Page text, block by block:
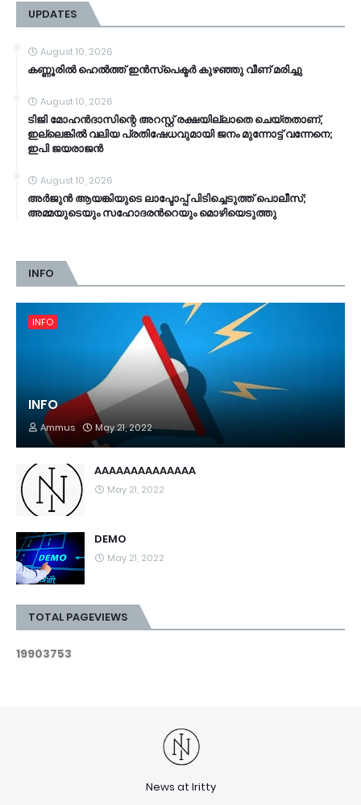
UPDATES
August 10, 2026
കണ്ണൂരിൽ ഹെൽത്ത്‌ ഇൻസ്‌പെക്ടർ കുഴഞ്ഞു വീണ് മരിച്ചു
August 10, 2026
ടിജി മോഹൻദാസിന്റെ അറസ്റ്റ് രക്ഷയില്ലാതെ ചെയ്തതാണ്,
ഇല്ലെങ്കിൽ വലിയ പ്രതിഷേധവുമായി ജനം മുന്നോട്ട് വന്നേനെ;
ഇപി ജയരാജൻ
August 10, 2026
അര്‍ജുന്‍ ആയങ്കിയുടെ ലാപ്ടോപ്പ് പിടിച്ചെടുത്ത് പൊലീസ്;
അമ്മയുടെയും സഹോദരന്‍റെയും മൊഴിയെടുത്തു
INFO
INFO
INFO
Ammus May 21, 2022
AAAAAAAAAAAAAA
May 21, 2022
DEMO
May 21, 2022
TOTAL PAGEVIEWS
19903753
News at Iritty